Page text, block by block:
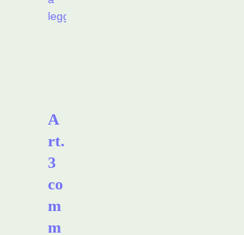
leggere
A
rt.
3
co
m
m